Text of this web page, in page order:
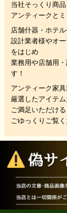
当社そっくり商
アンティークと
店舗什器・ホテ
設計業者様やオ
をはじめ
業務用や店舗用
す！
アンティーク家
厳選したアイテム
ご満足いただけ
ごゆっくりご覧く